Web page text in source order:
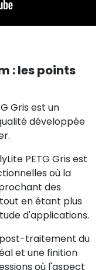
: les points
Gris est un
développée
PETG Gris est
où la
des
en étant plus
d'applications.
post-traitement du
et une finition
où l'aspect